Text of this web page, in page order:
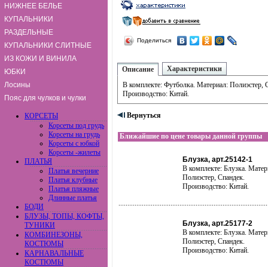
НИЖНЕЕ БЕЛЬЕ
КУПАЛЬНИКИ
РАЗДЕЛЬНЫЕ
КУПАЛЬНИКИ СЛИТНЫЕ
ИЗ КОЖИ И ВИНИЛА
ЮБКИ
Лосины
Пояс для чулков и чулки
КОРСЕТЫ
Корсеты под грудь
Корсеты на грудь
Корсеты с юбкой
Корсеты -жилеты
ПЛАТЬЯ
Платья вечерние
Платья клубные
Платья пляжные
Длинные платья
БОДИ
БЛУЗЫ, ТОПЫ, КОФТЫ,
ТУНИКИ
КОМБИНЕЗОНЫ,
КОСТЮМЫ
КАРНАВАЛЬНЫЕ
КОСТЮМЫ
Поделиться
Описание
Характеристики
В комплекте: Футболка. Материал: Полиэстер,
Производство: Китай.
Вернуться
Ближайшие по цене товары данной группы
Блузка, арт.25142-1
В комплекте: Блузка.
Полиэстер, Спандек.
Производство: Китай.
Блузка, арт.25177-2
В комплекте: Блузка.
Полиэстер, Спандек.
Производство: Китай.